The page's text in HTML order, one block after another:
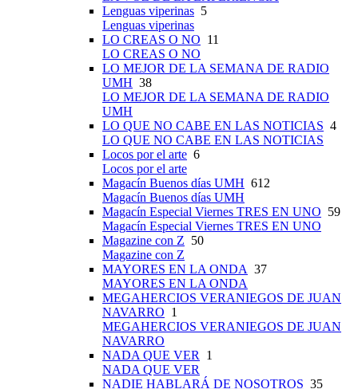
Lenguas viperinas 5
Lenguas viperinas
LO CREAS O NO 11
LO CREAS O NO
LO MEJOR DE LA SEMANA DE RADIO
UMH 38
LO MEJOR DE LA SEMANA DE RADIO
UMH
LO QUE NO CABE EN LAS NOTICIAS 4
LO QUE NO CABE EN LAS NOTICIAS
Locos por el arte 6
Locos por el arte
Magacín Buenos días UMH 612
Magacín Buenos días UMH
Magacín Especial Viernes TRES EN UNO 59
Magacín Especial Viernes TRES EN UNO
Magazine con Z 50
Magazine con Z
MAYORES EN LA ONDA 37
MAYORES EN LA ONDA
MEGAHERCIOS VERANIEGOS DE JUAN
NAVARRO 1
MEGAHERCIOS VERANIEGOS DE JUAN
NAVARRO
NADA QUE VER 1
NADA QUE VER
NADIE HABLARÁ DE NOSOTROS 35